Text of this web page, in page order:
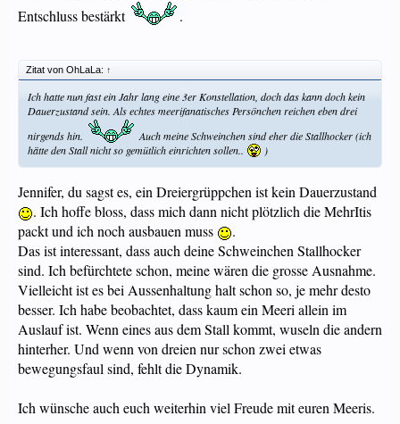
Entschluss bestärkt
.
Zitat von OhLaLa: ↑
Ich hatte nun fast ein Jahr lang eine 3er Konstellation, doch das kann doch kein
Dauerzustand sein. Als echtes meerifanatisches Persönchen reichen eben drei
nirgends hin.
Auch meine Schweinchen sind eher die Stallhocker (ich
hätte den Stall nicht so gemütlich einrichten sollen..
)
Jennifer, du sagst es, ein Dreiergrüppchen ist kein Dauerzustand
. Ich hoffe bloss, dass mich dann nicht plötzlich die MehrItis
packt und ich noch ausbauen muss
.
Das ist interessant, dass auch deine Schweinchen Stallhocker
sind. Ich befürchtete schon, meine wären die grosse Ausnahme.
Vielleicht ist es bei Aussenhaltung halt schon so, je mehr desto
besser. Ich habe beobachtet, dass kaum ein Meeri allein im
Auslauf ist. Wenn eines aus dem Stall kommt, wuseln die andern
hinterher. Und wenn von dreien nur schon zwei etwas
bewegungsfaul sind, fehlt die Dynamik.
Ich wünsche auch euch weiterhin viel Freude mit euren Meeris.